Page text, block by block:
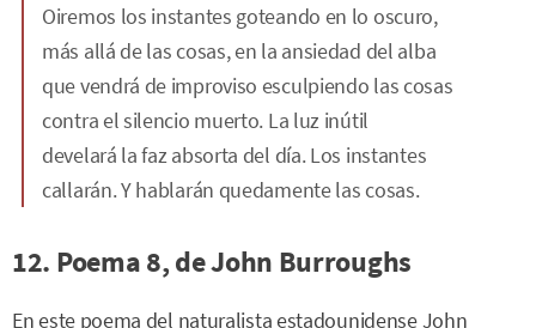
Oiremos los instantes goteando en lo oscuro,
más allá de las cosas, en la ansiedad del alba
que vendrá de improviso esculpiendo las cosas
contra el silencio muerto. La luz inútil
develará la faz absorta del día. Los instantes
callarán. Y hablarán quedamente las cosas.
12. Poema 8, de John Burroughs
En este poema del naturalista estadounidense John